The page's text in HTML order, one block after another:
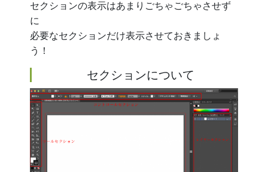
セクションの表示はあまりごちゃごちゃさせず
に
必要なセクションだけ表示させておきましょ
う！
セクションについて